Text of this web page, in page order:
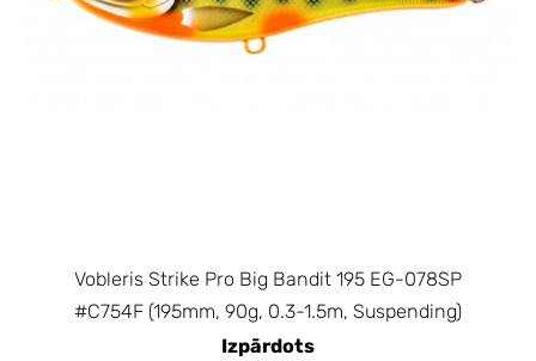
Vobleris Strike Pro Big Bandit 195 EG-078SP
#C754F (195mm, 90g, 0.3-1.5m, Suspending)
Izpārdots